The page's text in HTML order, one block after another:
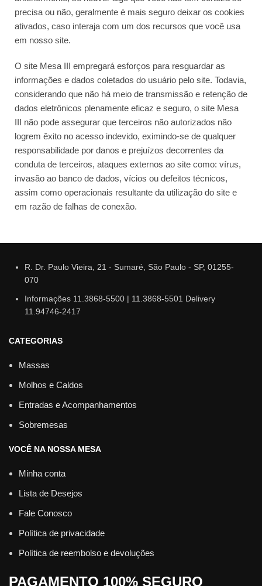
precisa ou não, geralmente é mais seguro deixar os cookies
ativados, caso interaja com um dos recursos que você usa
em nosso site.
O site Mesa III empregará esforços para resguardar as
informações e dados coletados do usuário pelo site. Todavia,
considerando que não há meio de transmissão e retenção de
dados eletrônicos plenamente eficaz e seguro, o site Mesa
III não pode assegurar que terceiros não autorizados não
logrem êxito no acesso indevido, eximindo-se de qualquer
responsabilidade por danos e prejuízos decorrentes da
conduta de terceiros, ataques externos ao site como: vírus,
invasão ao banco de dados, vícios ou defeitos técnicos,
assim como operacionais resultante da utilização do site e
em razão de falhas de conexão.
R. Dr. Paulo Vieira, 21 - Sumaré, São Paulo - SP, 01255-
070
Informações 11.3868-5500 | 11.3868-5501 Delivery
11.94746-2417
CATEGORIAS
Massas
Molhos e Caldos
Entradas e Acompanhamentos
Sobremesas
VOCÊ NA NOSSA MESA
Minha conta
Lista de Desejos
Fale Conosco
Política de privacidade
Política de reembolso e devoluções
PAGAMENTO 100% SEGURO